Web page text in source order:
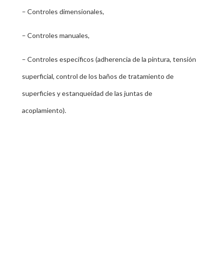
– Controles dimensionales,
– Controles manuales,
– Controles específicos (adherencia de la pintura, tensión
superficial, control de los baños de tratamiento de
superficies y estanqueidad de las juntas de
acoplamiento).